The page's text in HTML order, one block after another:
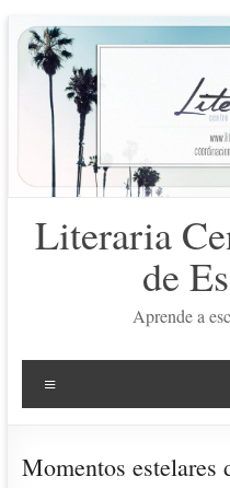
Saltar
contenido
Literaria
de
Aprende a
Momentos estelares